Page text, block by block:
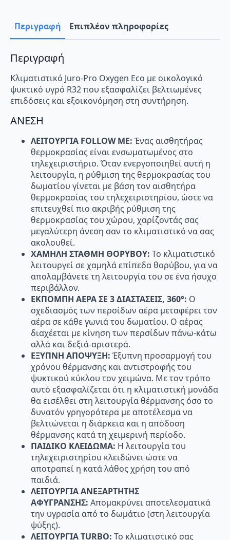
με
Ιονιστή
ποσότητα
Περιγραφή Επιπλέον πληροφορίες
Περιγραφή
Κλιματιστικό Juro-Pro Oxygen Eco με οικολογικό
ψυκτικό υγρό R32 που εξασφαλίζει βελτιωμένες
επιδόσεις και εξοικονόμηση στη συντήρηση.
ΑΝΕΣΗ
ΛΕΙΤΟΥΡΓΙΑ FOLLOW ME: Ένας αισθητήρας
θερµοκρασίας είναι ενσωµατωµένος στο
τηλεχειριστήριο. Όταν ενεργοποιηθεί αυτή η
λειτουργία, η ρύθµιση της θερµοκρασίας του
δωµατίου γίνεται µε βάση τον αισθητήρα
θερµοκρασίας του τηλεχειριστηρίου, ώστε να
επιτευχθεί πιο ακριβής ρύθµιση της
θερµοκρασίας του χώρου, χαρίζοντάς σας
µεγαλύτερη άνεση σαν το κλιµατιστικό να σας
ακολουθεί.
ΧΑΜΗΛΗ ΣΤΑΘΜΗ ΘΟΡΥΒΟΥ: Το κλιματιστικό
λειτουργεί σε χαμηλά επίπεδα θορύβου, για να
απολαμβάνετε τη λειτουργία του σε ένα ήσυχο
περιβάλλον.
ΕΚΠΟΜΠΗ ΑΕΡΑ ΣΕ 3 ΔΙΑΣΤΑΣΕΙΣ, 360°: Ο
σχεδιασμός των περσίδων αέρα μεταφέρει τον
αέρα σε κάθε γωνιά του δωματίου. Ο αέρας
διαχέεται με κίνηση των περσίδων πάνω-κάτω
αλλά και δεξιά-αριστερά.
ΕΞΥΠΝΗ ΑΠΟΨΥΞΗ: Έξυπνη προσαρμογή του
χρόνου θέρμανσης και αντιστροφής του
ψυκτικού κύκλου τον χειμώνα. Με τον τρόπο
αυτό εξασφαλίζεται ότι η κλιματιστική μονάδα
θα εισέλθει στη λειτουργία θέρμανσης όσο το
δυνατόν γρηγορότερα με αποτέλεσμα να
βελτιώνεται η διάρκεια και η απόδοση
θέρμανσης κατά τη χειμερινή περίοδο.
ΠΑΙΔΙΚΟ ΚΛΕΙΔΩΜΑ: Η λειτουργία του
τηλεχειριστηρίου κλειδώνει ώστε να
αποτραπεί η κατά λάθος χρήση του από
παιδιά.
ΛΕΙΤΟΥΡΓΙΑ ΑΝΕΞΑΡΤΗΤΗΣ
ΑΦΥΓΡΑΝΣΗΣ: Αποµακρύνει αποτελεσµατικά
την υγρασία από το δωµάτιο (στη λειτουργία
ψύξης).
ΛΕΙΤΟΥΡΓΙΑTURBO: Το κλιµατιστικό σας